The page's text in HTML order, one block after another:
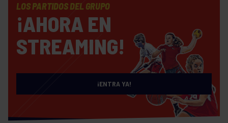
LOS PARTIDOS DEL GRUPO
¡AHORA EN
STREAMING!
¡ENTRA YA!